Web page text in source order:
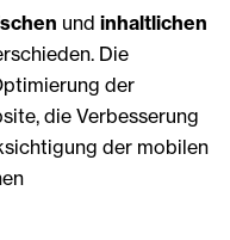
und inhaltlichen
Die
der
die Verbesserung
der mobilen